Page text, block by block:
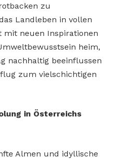
zu
Landleben in vollen
mit neuen Inspirationen
heim,
nachhaltig beeinflussen
zum vielschichtigen
in Österreichs
Almen und idyllische